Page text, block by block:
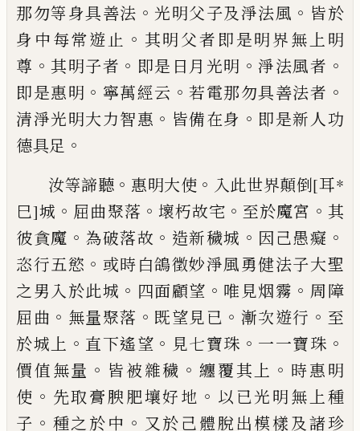
那勿等身具善法 。 光明父子及淨法風 。 皆於
身中每常遊止 。 其明父者即是明界無上明
尊 。其明子者 。 即是日月光明 。淨法風者 。
即是惠明 。 寧萬經云 。若電那勿具善法者 。
清淨光明大力智惠 。 皆備在身 。 即是新人功
德具足 。
汝等諦聽 。 惠明大使 。 入此世界顛倒[耳*
巳]城 。 屈曲聚落 。 壞朽故宅 。 至於魔宮 。 其
彼貪魔 。 為破落故 。 造新穢城 。 因己愚癡 。
恣行五慾 。 或時白鴿徵妙淨風勇健法子大聖
之男入於此城 。 四面顧望 。 唯見烟霧 。 周障
屈曲 。 無量聚落 。 既望見已 。 漸次遊行 。 至
於城上 。 直下遙望 。 見七寶珠 。 一一寶珠 。
價值無量 。 皆被雜穢 。 纏覆其上 。 時惠明
使 。 先取膏腴肥壤好地 。 以已光明無上種
子 。 種之於中 。 又於己體脫出模樣及諸珍